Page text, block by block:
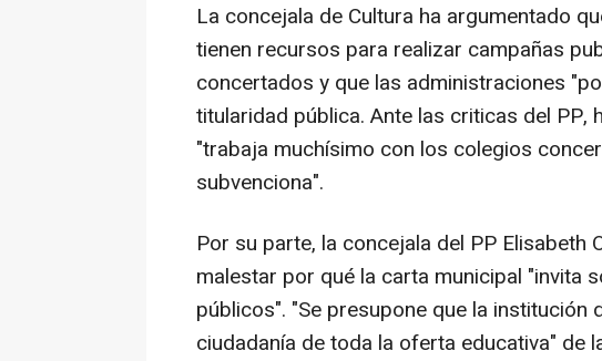
La concejala de Cultura ha argumentado
tienen recursos para realizar campañas
concertados y que las administraciones
titularidad pública. Ante las criticas del PP,
"trabaja muchísimo con los colegios
subvenciona".
Por su parte, la concejala del PP Elisabeth
malestar por qué la carta municipal "invita
públicos". "Se presupone que la institución
ciudadanía de toda la oferta educativa" de